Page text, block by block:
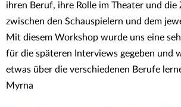
ihren Beruf, ihre Rolle im Theater und die
zwischen den Schauspielern und dem
Mit diesem Workshop wurde uns eine
für die späteren Interviews gegeben und
etwas über die verschiedenen Berufe
Myrna